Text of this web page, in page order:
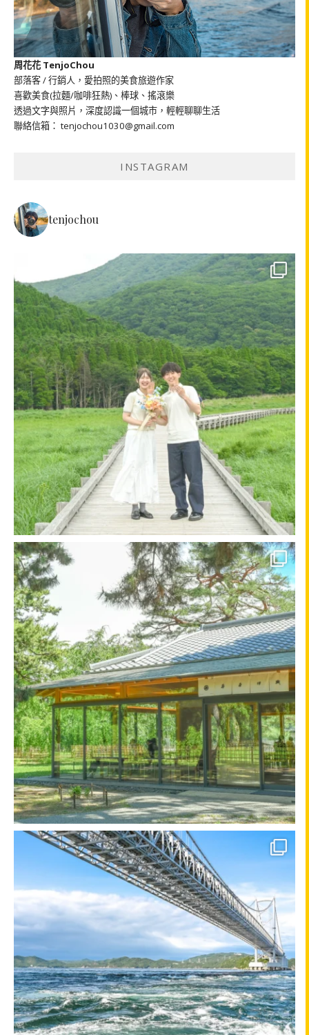
周花花 TenjoChou
部落客 / 行銷人，愛拍照的美食旅遊作家
喜歡美食(拉麵/咖啡狂熱)、棒球、搖滾樂
透過文字與照片，深度認識一個城市，輕輕聊聊生活
聯絡信箱： tenjochou1030@gmail.com
INSTAGRAM
tenjochou